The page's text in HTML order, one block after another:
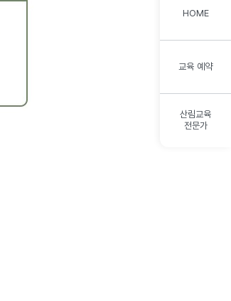
HOME
교육 예약
산림교육
전문가